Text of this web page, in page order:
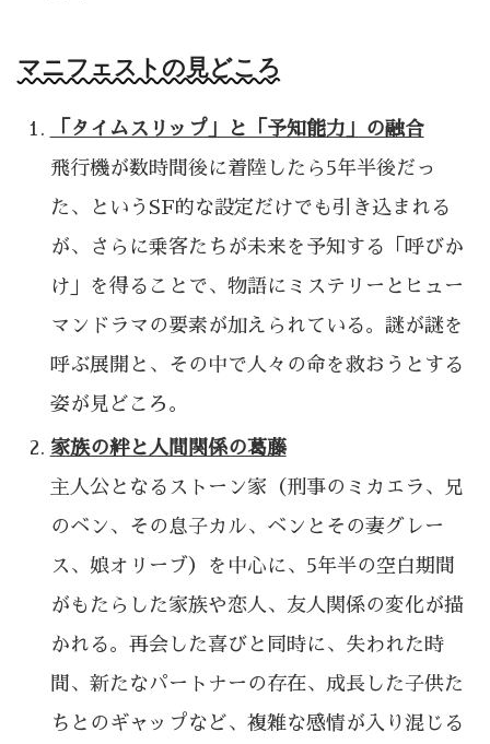
マニフェストの見どころ
「タイムスリップ」と「予知能力」の融合
飛行機が数時間後に着陸したら5年半後だっ
た、というSF的な設定だけでも引き込まれる
が、さらに乗客たちが未来を予知する「呼びか
け」を得ることで、物語にミステリーとヒュー
マンドラマの要素が加えられている。謎が謎を
呼ぶ展開と、その中で人々の命を救おうとする
姿が見どころ。
家族の絆と人間関係の葛藤
主人公となるストーン家（刑事のミカエラ、兄
のベン、その息子カル、ベンとその妻グレー
ス、娘オリーブ）を中心に、5年半の空白期間
がもたらした家族や恋人、友人関係の変化が描
かれる。再会した喜びと同時に、失われた時
間、新たなパートナーの存在、成長した子供た
ちとのギャップなど、複雑な感情が入り混じる